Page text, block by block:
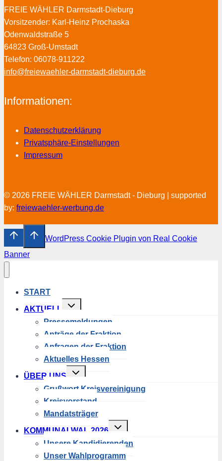
FREIE WÄHLER Darmstadt-Dieburg
Vorsitzender: Karl-Heinz Prochaska
Odenwaldstraße 5
64823 Groß-Umstadt
Telefon: 06078-911222
info@freiewaehler-darmstadt-dieburg.de
Informationen:
Datenschutzerklärung
Privatsphäre-Einstellungen
Impressum
© 2026 FREIE WÄHLER Darmstadt - Dieburg | supported
by: freiewaehler-werbung.de
WordPress Cookie Plugin von Real Cookie
Banner
START
AKTUELL
Untermenü
umschalten
Pressemeldungen
Anträge der Fraktion
Anfragen der Fraktion
Aktuelles Hessen
ÜBER UNS
Untermenü
umschalten
Grußwort Kreisvereinigung
Kreisvorstand
Mandatsträger
KOMMUNALWAL 2026
Untermenü
umschalten
Unsere Kandidierenden
Unser Wahlprogramm